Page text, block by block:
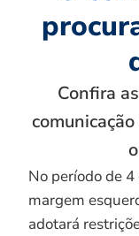
Confira
No período de
margem
adotará